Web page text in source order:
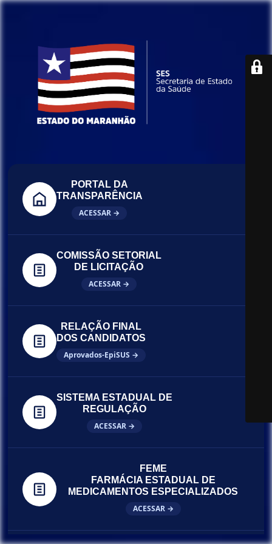
PORTAL DA
TRANSPARÊNCIA
ACESSAR →
COMISSÃO SETORIAL
DE LICITAÇÃO
ACESSAR →
RELAÇÃO FINAL
DOS CANDIDATOS
Aprovados-EpiSUS →
SISTEMA ESTADUAL DE
REGULAÇÃO
ACESSAR →
FEME
FARMÁCIA ESTADUAL DE
MEDICAMENTOS ESPECIALIZADOS
ACESSAR →